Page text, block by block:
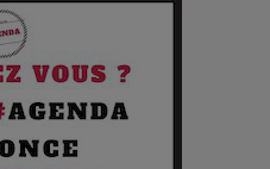
Santé quand on Roule toute la
Créatives Deviennent les